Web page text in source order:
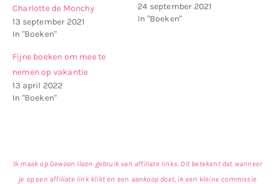
Charlotte de Monchy
13 september 2021
In "Boeken"
24 september 2021
In "Boeken"
Fijne boeken om mee te
nemen op vakantie
13 april 2022
In "Boeken"
Ik maak op Gewoon Iloon gebruik van affiliate links. Dit betekent dat wanneer
je op een affiliate link klikt en een aankoop doet, ik een kleine commissie